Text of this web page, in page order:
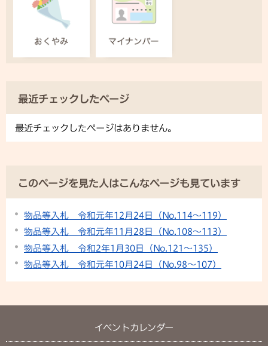
最近チェックしたページ
最近チェックしたページはありません。
このページを見た人はこんなページも見ています
物品等入札 令和元年12月24日（No.114～119）
物品等入札 令和元年11月28日（No.108～113）
物品等入札 令和2年1月30日（No.121～135）
物品等入札 令和元年10月24日（No.98～107）
イベントカレンダー